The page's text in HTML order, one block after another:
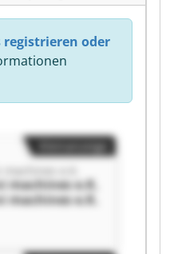
registrieren oder
machines e.K.
machines e.K.
machines e.K.